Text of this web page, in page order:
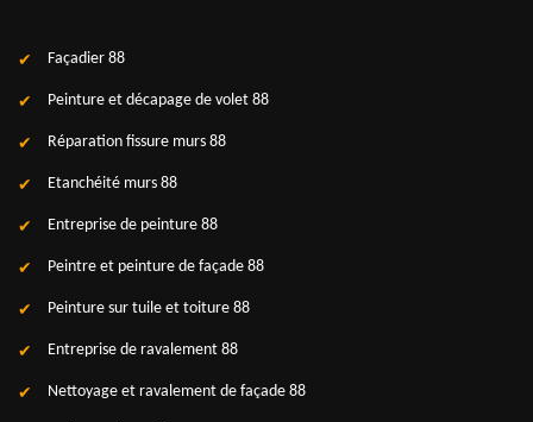
Façadier 88
Peinture et décapage de volet 88
Réparation fissure murs 88
Etanchéité murs 88
Entreprise de peinture 88
Peintre et peinture de façade 88
Peinture sur tuile et toiture 88
Entreprise de ravalement 88
Nettoyage et ravalement de façade 88